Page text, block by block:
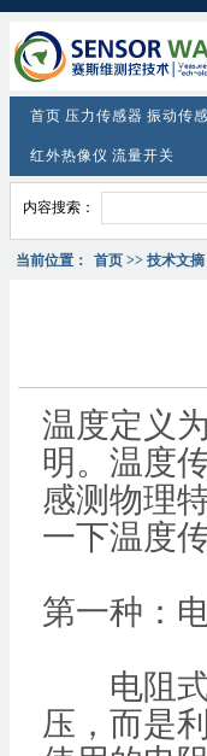
首页 压力传感器 振动传
红外热像仪 流量开关
内容搜索：
当前位置： 首页 >> 技术文
温度定义
明。温度
感测物理
一下温度
第一种：
电阻式
压，而是